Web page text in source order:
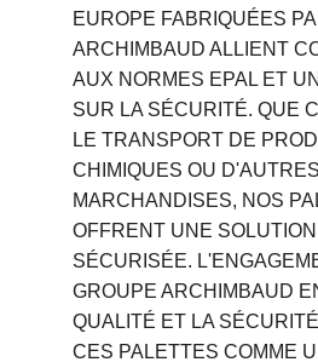
EUROPE FABRIQUÉES
ARCHIMBAUD ALLIENT
AUX NORMES EPAL ET
SUR LA SÉCURITÉ. QUE
LE TRANSPORT DE
CHIMIQUES OU D'AUTRES
MARCHANDISES, NOS
OFFRENT UNE
SÉCURISÉE.
GROUPE ARCHIMBAUD
QUALITÉ ET LA
CES PALETTES COMME